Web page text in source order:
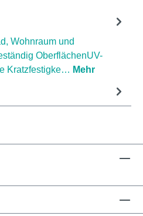
Wohnraum und
OberflächenUV-
Kratzfestigke… Mehr